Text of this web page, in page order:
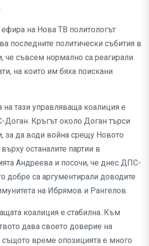
на Нова ТВ политологът
последните политически събития в
че съвсем нормално са реагирали
на които им бяха поискани
на тази управляваща коалиция е
Доган. Кръгът около Доган търси
за да води война срещу Новото
останалите партии в
Андреева и посочи, че днес ДПС-
добре са аргументирали доводите
на Ибрямов и Рангелов.
коалиция е стабилна. Към
дава своето доверие на
време опозицията е много